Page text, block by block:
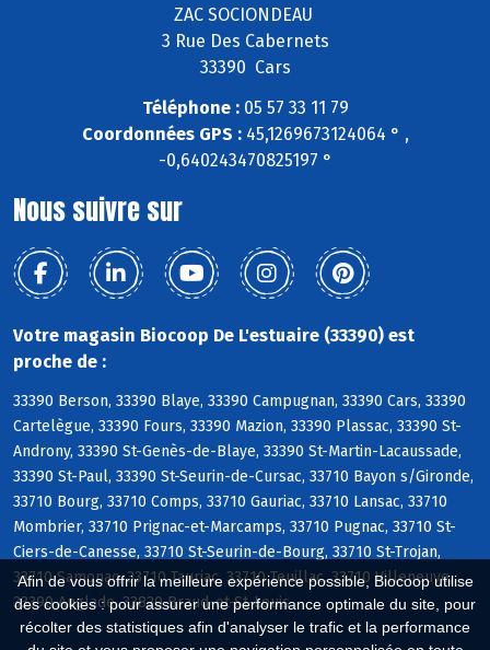
Afin de vous offrir la meilleure expérience possible, Biocoop utilise
des cookies : pour assurer une performance optimale du site, pour
récolter des statistiques afin d'analyser le trafic et la performance
ZAC SOCIONDEAU
3 Rue Des Cabernets
33390 Cars
Téléphone :05 57 33 11 79
Coordonnées GPS :45,1269673124064 ° ,
-0,640243470825197 °
Nous suivre sur
Votre magasin Biocoop De L'estuaire (33390) est
proche de :
33390 Berson, 33390 Blaye, 33390 Campugnan, 33390 Cars, 33390
Cartelègue, 33390 Fours, 33390 Mazion, 33390 Plassac, 33390 St-
Androny, 33390 St-Genès-de-Blaye, 33390 St-Martin-Lacaussade,
33390 St-Paul, 33390 St-Seurin-de-Cursac, 33710 Bayon s/Gironde,
33710 Bourg, 33710 Comps, 33710 Gauriac, 33710 Lansac, 33710
Mombrier, 33710 Prignac-et-Marcamps, 33710 Pugnac, 33710 St-
Ciers-de-Canesse, 33710 St-Seurin-de-Bourg, 33710 St-Trojan,
33710 Samonac, 33710 Tauriac, 33710 Teuillac, 33710 Villeneuve,
33390 Anglade, 33820 Braud-et-St-Louis